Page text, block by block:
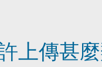
上傳甚